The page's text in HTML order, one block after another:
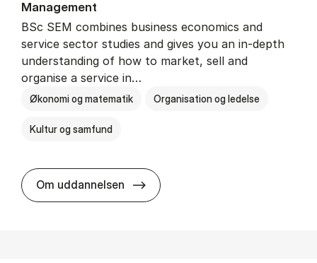
Man­age­ment
BSc SEM combines business economics and
service sector studies and gives you an in-depth
understanding of how to market, sell and
organise a service in…
Økonomi og matematik Organisation og ledelse
Kultur og samfund
Om uddannelsen BSc in Busi­ness Ad­min­is­tra­tion